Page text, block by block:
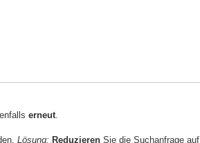
erneut
Lösung: Reduzieren Sie die Suchanfrage auf